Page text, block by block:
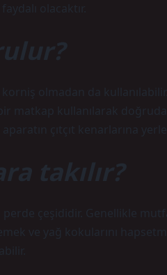
olacaktır.
olmadan da
matkap kullanılarak
çıtçıt kenarlarına
takılır?
çeşididir. Genellikle
ve yağ kokularını